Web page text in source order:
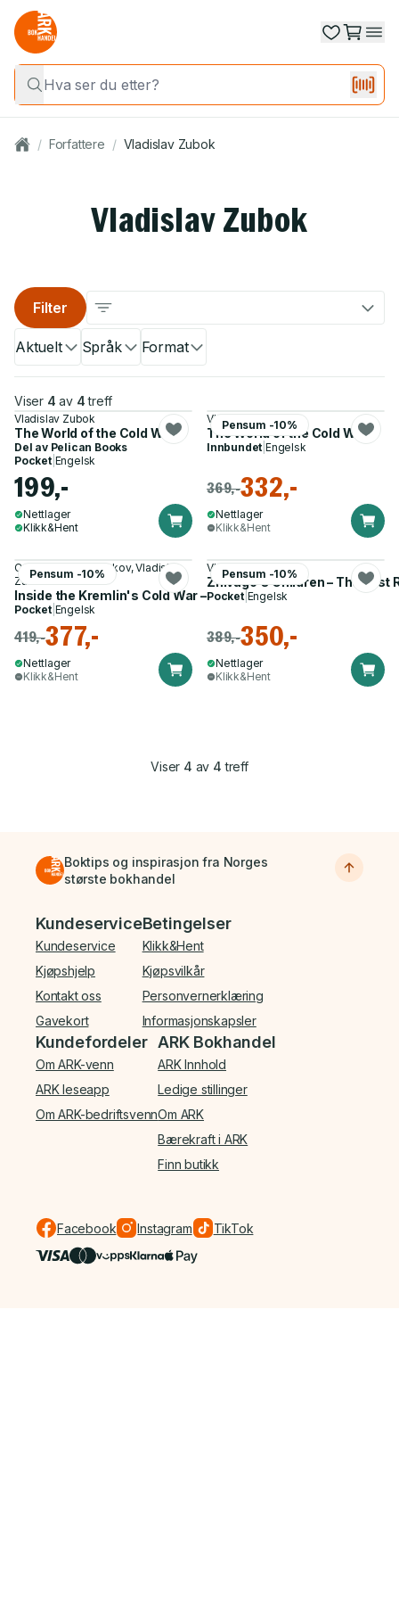
/ Forfattere / Vladislav Zubok
Vladislav Zubok
Aktuelt Språk Format
Filter
Viser 4 av 4 treff
Vladislav Zubok
The World of the Cold War
Del av Pelican Books
Pocket| Engelsk
199,-
Nettlager
Klikk&Hent
Pensum -10%
Vladislav Zubok
The World of the Cold War
Innbundet |Engelsk
369,-332,-
Nettlager
Klikk&Hent
Pensum -10%
Constantine Pleshakov, Vladislav
Zubok
Inside the Kremlin's Cold War – From Stalin to Khrushchev
Pocket| Engelsk
419,-377,-
Nettlager
Klikk&Hent
Pensum -10%
Vladislav Zubok
Zhivago's Children – The Last
Pocket| Engelsk
389,-350,-
Nettlager
Klikk&Hent
Viser 4 av 4 treff
Boktips og inspirasjon fra Norges
største bokhandel
Bunnmeny
Kundeservice
Kundeservice
Kjøpshjelp
Kontakt oss
Gavekort
Betingelser
Klikk&Hent
Kjøpsvilkår
Personvernerklæring
Informasjonskapsler
Kundefordeler
Om ARK-venn
ARK leseapp
Om ARK-bedriftsvenn
ARK Bokhandel
ARK Innhold
Ledige stillinger
Om ARK
Bærekraft i ARK
Finn butikk
Facebook Instagram TikTok